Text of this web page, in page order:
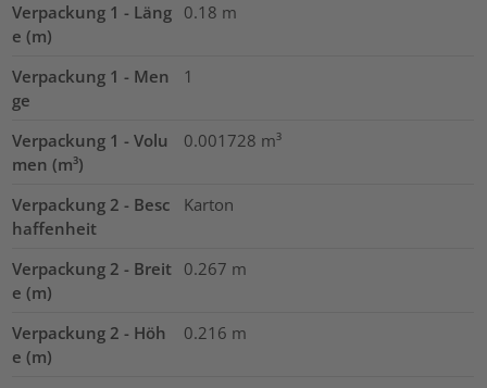
Verpackung 1 - Läng
e (m)
0.18 m
Verpackung 1 - Men
ge
1
Verpackung 1 - Volu
men (m³)
0.001728 m³
Verpackung 2 - Besc
haffenheit
Karton
Verpackung 2 - Breit
e (m)
0.267 m
Verpackung 2 - Höh
e (m)
0.216 m